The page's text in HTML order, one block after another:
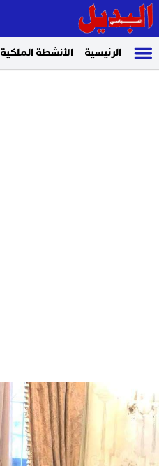
الرئيسية الأنشطة الملكية